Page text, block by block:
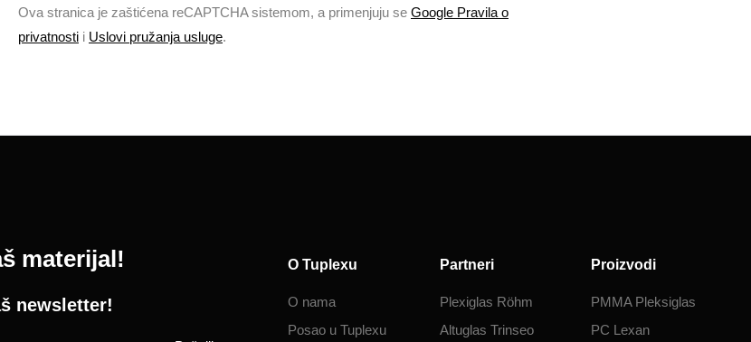
Ova stranica je zaštićena reCAPTCHA sistemom, a primenjuju se Google Pravila o
privatnosti i Uslovi pružanja usluge.
materijal!
newsletter!
O Tuplexu
O nama
Posao u Tuplexu
Partneri
Plexiglas Röhm
Altuglas Trinseo
Proizvodi
PMMA Pleksiglas
PC Lexan